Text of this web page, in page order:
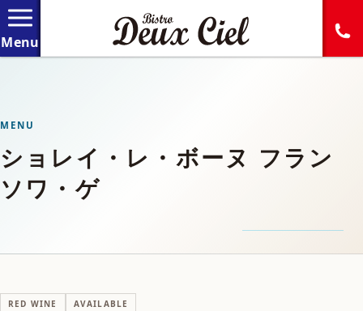
MENU
ショレイ・レ・ボーヌ フラン
ソワ・ゲ
RED WINE AVAILABLE